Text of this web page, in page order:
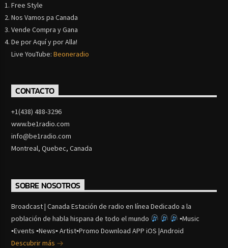
Free Style
Nos Vamos pa Canada
Vende Compra y Gana
De por Aquí y por Alla!
Live YouTube:Beoneradio
CONTACTO
+1(438) 488-3296
www.be1radio.com
info@be1radio.com
Montreal, Quebec, Canada
SOBRE NOSOTROS
Broadcast | Canada Estación de radio en línea Dedicado a la
población de habla hispana de todo el mundo
▪Music
▪Events ▪News▪ Artist▪Promo Download APP iOS |Android
Descubrir más